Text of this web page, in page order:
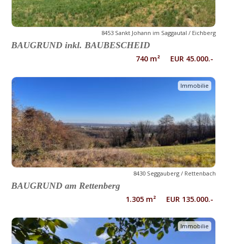
8453 Sankt Johann im Saggautal / Eichberg
BAUGRUND inkl. BAUBESCHEID
740 m² EUR 45.000.-
Immobilie
8430 Seggauberg / Rettenbach
BAUGRUND am Rettenberg
1.305 m² EUR 135.000.-
Immobilie